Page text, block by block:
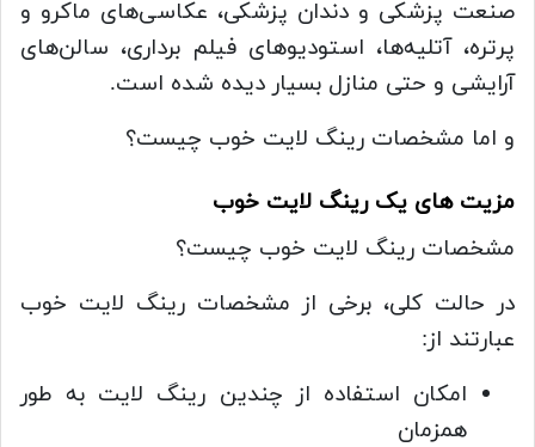
صنعت پزشکی و دندان پزشکی، عکاسی‌های ماکرو و
پرتره، آتلیه‌ها، استودیوهای فیلم برداری، سالن‌های
آرایشی و حتی منازل بسیار دیده شده است.
و اما مشخصات رینگ لایت خوب چیست؟
مزیت های یک رینگ لایت خوب
مشخصات رینگ لایت خوب چیست؟
در حالت کلی، برخی از مشخصات رینگ لایت خوب
عبارتند از:
امکان استفاده از چندین رینگ لایت به طور
همزمان